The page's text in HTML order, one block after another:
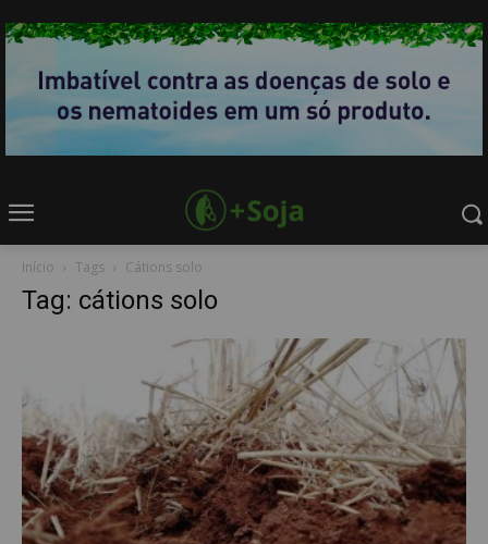
Início Tags Cátions solo
Tag: cátions solo